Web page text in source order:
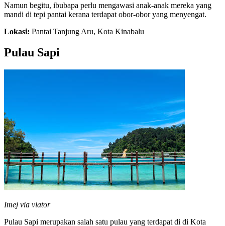
Namun begitu, ibubapa perlu mengawasi anak-anak mereka yang
mandi di tepi pantai kerana terdapat obor-obor yang menyengat.
Lokasi: Pantai Tanjung Aru, Kota Kinabalu
Pulau Sapi
Imej via viator
Pulau Sapi merupakan salah satu pulau yang terdapat di di Kota